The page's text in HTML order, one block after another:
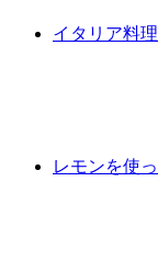
イタリア料
レモンを使